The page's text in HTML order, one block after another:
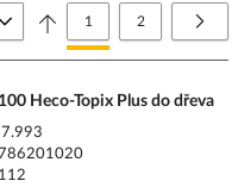
Stránka
Právě si prohlížíte
1 Stránka
2
Heco-Topix Plus do dřeva